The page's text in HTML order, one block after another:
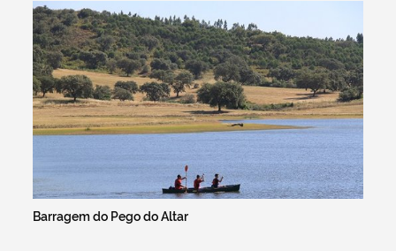
Barragem do Pego do Altar